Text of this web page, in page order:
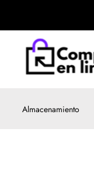
Almacenamiento